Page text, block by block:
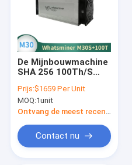
De Mijnbouwmachine
SHA 256 100Th/S
van
MicroBTwhatsminer
M30S+ ASIC
Prijs:$1659 Per Unit
MOQ:1unit
Contact nu